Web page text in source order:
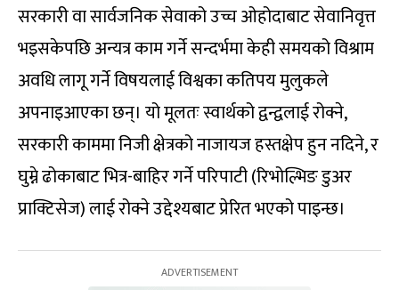
सरकारी वा सार्वजनिक सेवाको उच्च ओहोदाबाट सेवानिवृत्त
भइसकेपछि अन्यत्र काम गर्ने सन्दर्भमा केही समयको विश्राम
अवधि लागू गर्ने विषयलाई विश्वका कतिपय मुलुकले
अपनाइआएका छन्। यो मूलतः स्वार्थको द्वन्द्वलाई रोक्ने,
सरकारी काममा निजी क्षेत्रको नाजायज हस्तक्षेप हुन नदिने, र
घुम्ने ढोकाबाट भित्र-बाहिर गर्ने परिपाटी (रिभोल्भिङ डुअर
प्राक्टिसेज) लाई रोक्ने उद्देश्यबाट प्रेरित भएको पाइन्छ।